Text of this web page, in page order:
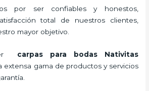
por ser confiables y honestos,
total de nuestros clientes,
mayor objetivo.
carpas para bodas Nativitas
extensa gama de productos y servicios